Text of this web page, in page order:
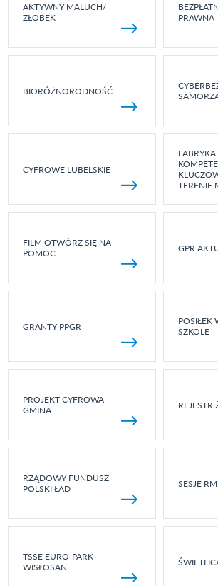
AKTYWNY MALUCH/
ŻŁOBEK
PRAWNA
BIORÓŻNORODNOŚĆ
CYFROWE LUBELSKIE
FABRYKA
TERENIE
FILM OTWÓRZ SIĘ NA
POMOC
GPR
GRANTY PPGR
POSIŁEK
SZKOLE
PROJEKT CYFROWA
GMINA
REJESTR
RZĄDOWY FUNDUSZ
POLSKI ŁAD
SESJE
TSSE EURO-PARK
WISŁOSAN